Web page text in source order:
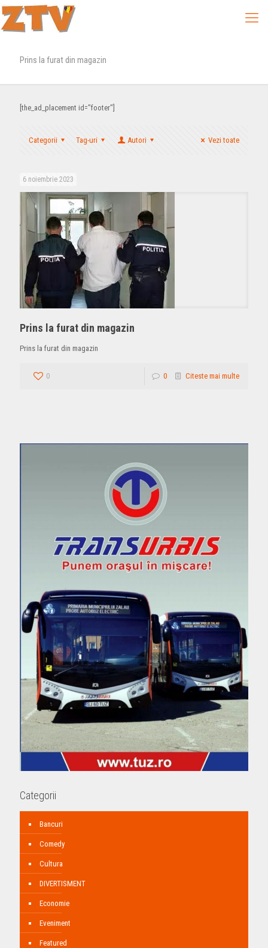
Prins la furat din magazin
[the_ad_placement id="footer"]
Categorii Tag-uri Autori Vezi toate
6 noiembrie 2023
Prins la furat din magazin
Prins la furat din magazin
0 0 Citeste mai multe
Categorii
Bancuri
Comedy
Cultura
DIVERTISMENT
Economie
Eveniment
Featured